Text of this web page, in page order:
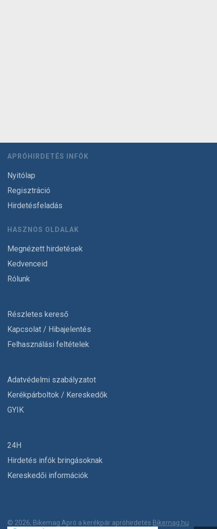
APRÓHIRDETÉS INFÓK
Nyitólap
Regisztráció
Hirdetésfeladás
HASZNOS OLDALAK
Megnézett hirdetések
Kedvenceid
Rólunk
Részletes kereső
Kapcsolat / Hibajelentés
Felhasználási feltételek
Adatvédelmi szabályzatot
Kerékpárboltok / Kereskedők
GYIK
24H
Hirdetés infók bringásoknak
Kereskedői információk
© 2026, Bikemag Apró a kerékpár apróhirdetés Bikemag.hu